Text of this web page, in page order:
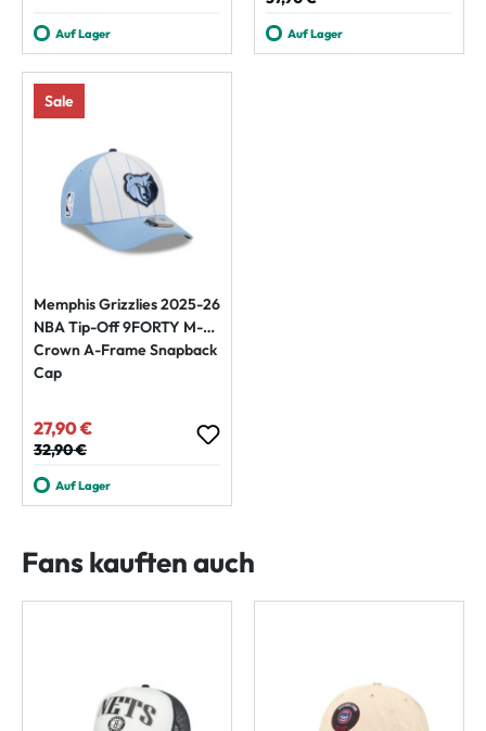
Auf Lager Auf Lager
Sale
Memphis Grizzlies 2025-26
NBA Tip-Off 9FORTY M-
Crown A-Frame Snapback
Cap
Verkaufspreis:
27,90 €
Regulärer Preis:
32,90 €
Auf Lager
Fans kauften auch